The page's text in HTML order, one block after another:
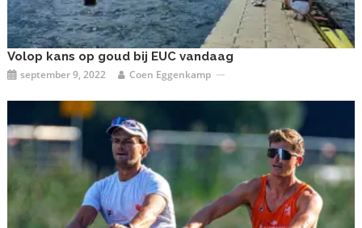
Volop kans op goud bij EUC vandaag
september 9, 2022 Coen Eggenkamp